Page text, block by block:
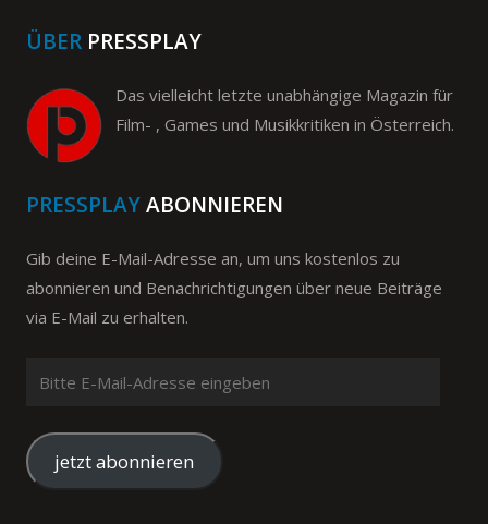
ÜBER PRESSPLAY
Das vielleicht letzte unabhängige Magazin für
Film- , Games und Musikkritiken in Österreich.
PRESSPLAYABONNIEREN
Gib deine E-Mail-Adresse an, um uns kostenlos zu
abonnieren und Benachrichtigungen über neue Beiträge
via E-Mail zu erhalten.
Mail-
Adresse
eingeben
jetzt abonnieren